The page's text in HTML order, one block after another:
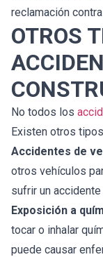
reclamación
OTROS
No todos los
Existen otros
Accidentes de
otros vehículos
sufrir un
Exposición a
tocar o inhalar
puede causar